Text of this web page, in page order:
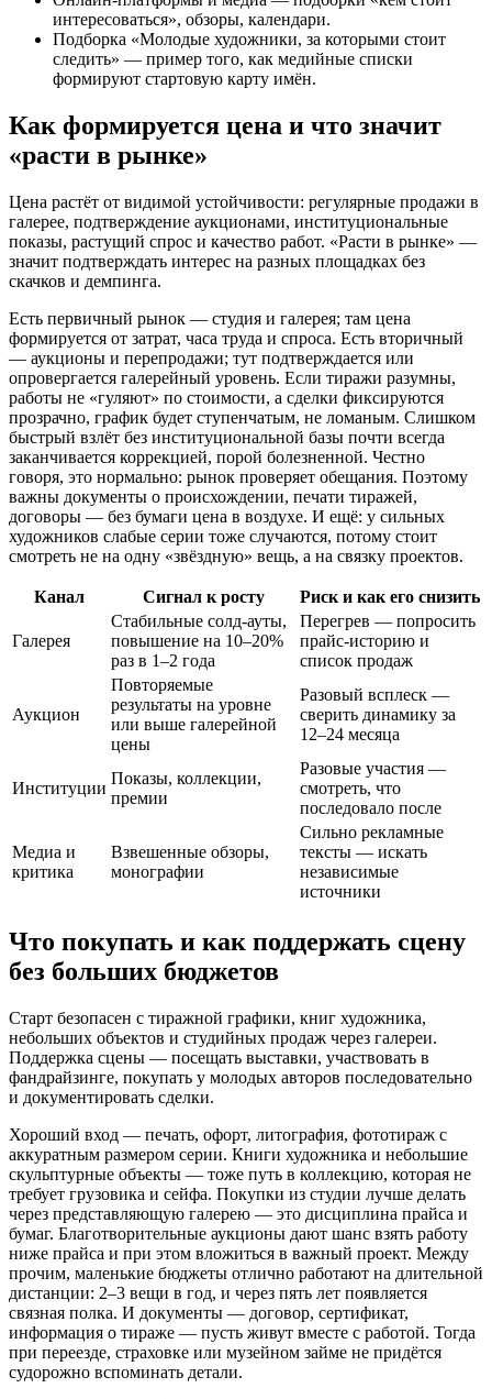
интересоваться», обзоры, календари.
Подборка «Молодые художники, за которыми стоит
следить» — пример того, как медийные списки
формируют стартовую карту имён.
Как формируется цена и что значит
«расти в рынке»
Цена растёт от видимой устойчивости: регулярные продажи в
галерее, подтверждение аукционами, институциональные
показы, растущий спрос и качество работ. «Расти в рынке» —
значит подтверждать интерес на разных площадках без
скачков и демпинга.
Есть первичный рынок — студия и галерея; там цена
формируется от затрат, часа труда и спроса. Есть вторичный
— аукционы и перепродажи; тут подтверждается или
опровергается галерейный уровень. Если тиражи разумны,
работы не «гуляют» по стоимости, а сделки фиксируются
прозрачно, график будет ступенчатым, не ломаным. Слишком
быстрый взлёт без институциональной базы почти всегда
заканчивается коррекцией, порой болезненной. Честно
говоря, это нормально: рынок проверяет обещания. Поэтому
важны документы о происхождении, печати тиражей,
договоры — без бумаги цена в воздухе. И ещё: у сильных
художников слабые серии тоже случаются, потому стоит
смотреть не на одну «звёздную» вещь, а на связку проектов.
Канал Сигнал к росту Риск и как его снизить
Галерея
Стабильные солд-ауты,
повышение на 10–20%
раз в 1–2 года
Перегрев — попросить
прайс‑историю и
список продаж
Аукцион
Повторяемые
результаты на уровне
или выше галерейной
цены
Разовый всплеск —
сверить динамику за
12–24 месяца
Институции
Показы, коллекции,
премии
Разовые участия —
смотреть, что
последовало после
Медиа и
критика
Взвешенные обзоры,
монографии
Сильно рекламные
тексты — искать
независимые
источники
Что покупать и как поддержать сцену
без больших бюджетов
Старт безопасен с тиражной графики, книг художника,
небольших объектов и студийных продаж через галереи.
Поддержка сцены — посещать выставки, участвовать в
фандрайзинге, покупать у молодых авторов последовательно
и документировать сделки.
Хороший вход — печать, офорт, литография, фототираж с
аккуратным размером серии. Книги художника и небольшие
скульптурные объекты — тоже путь в коллекцию, которая не
требует грузовика и сейфа. Покупки из студии лучше делать
через представляющую галерею — это дисциплина прайса и
бумаг. Благотворительные аукционы дают шанс взять работу
ниже прайса и при этом вложиться в важный проект. Между
прочим, маленькие бюджеты отлично работают на длительной
дистанции: 2–3 вещи в год, и через пять лет появляется
связная полка. И документы — договор, сертификат,
информация о тираже — пусть живут вместе с работой. Тогда
при переезде, страховке или музейном займе не придётся
судорожно вспоминать детали.